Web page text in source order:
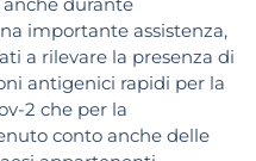
importante assistenza,
a rilevare la presenza di
antigenici rapidi per la
2 che per la
conto anche delle